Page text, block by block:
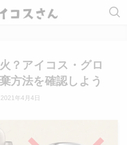
？アイコス・グロ
方法を確認しよう
2021年4月4日